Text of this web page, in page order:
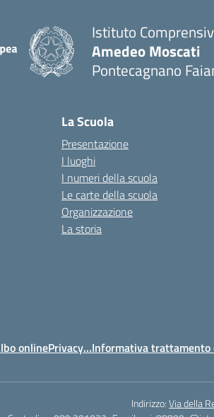
Istituto
Amedeo Moscati
Pontecagnano
La Scuola
Presentazione
I luoghi
I numeri della scuola
Le carte della scuola
Organizzazione
La storia
onlinePrivacy…Informativa trattamento
Indirizzo:Via della